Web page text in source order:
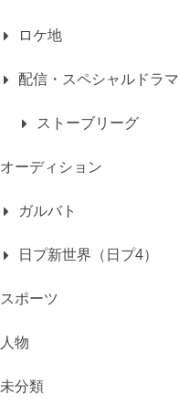
ロケ地
配信・スペシャルドラマ
ストーブリーグ
オーディション
ガルバト
日プ新世界（日プ4）
スポーツ
人物
未分類